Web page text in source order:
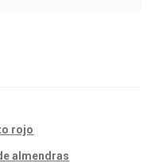
rojo
almendras